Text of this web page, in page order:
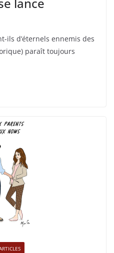
ils d’éternels ennemis des
paraît toujours